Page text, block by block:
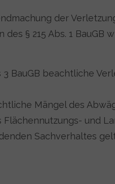
der
§ 215 Abs. 1 BauGB
3 BauGB beachtliche
Mängel des
Flächennutzungs- und
Sachverhaltes